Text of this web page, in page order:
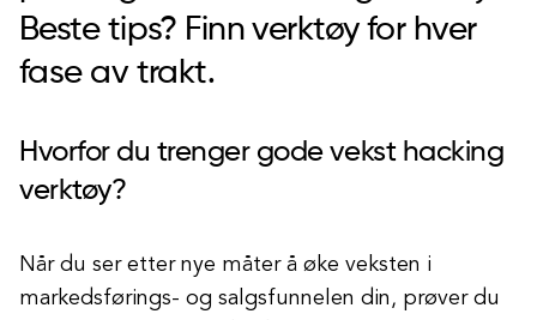
Beste tips? Finn verktøy for hver
fase av trakt.
Hvorfor du trenger gode vekst hacking
verktøy?
Når du ser etter nye måter å øke veksten i
markedsførings- og salgsfunnelen din, prøver du